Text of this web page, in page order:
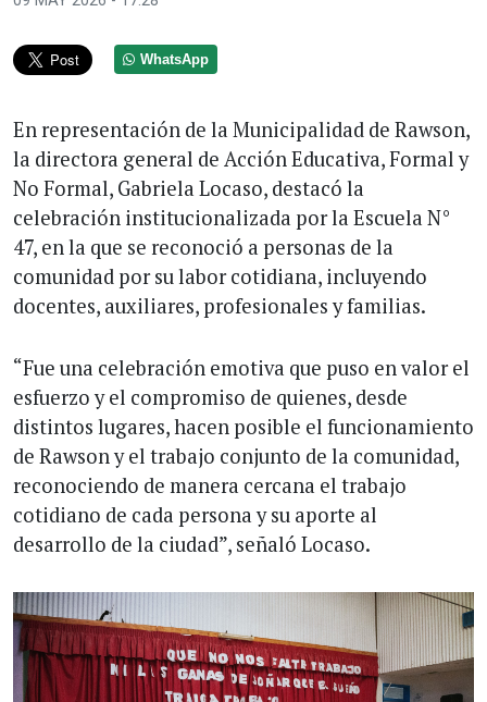
WhatsApp
En representación de la Municipalidad de Rawson,
la directora general de Acción Educativa, Formal y
No Formal, Gabriela Locaso, destacó la
celebración institucionalizada por la Escuela N°
47, en la que se reconoció a personas de la
comunidad por su labor cotidiana, incluyendo
docentes, auxiliares, profesionales y familias.
“Fue una celebración emotiva que puso en valor el
esfuerzo y el compromiso de quienes, desde
distintos lugares, hacen posible el funcionamiento
de Rawson y el trabajo conjunto de la comunidad,
reconociendo de manera cercana el trabajo
cotidiano de cada persona y su aporte al
desarrollo de la ciudad”, señaló Locaso.